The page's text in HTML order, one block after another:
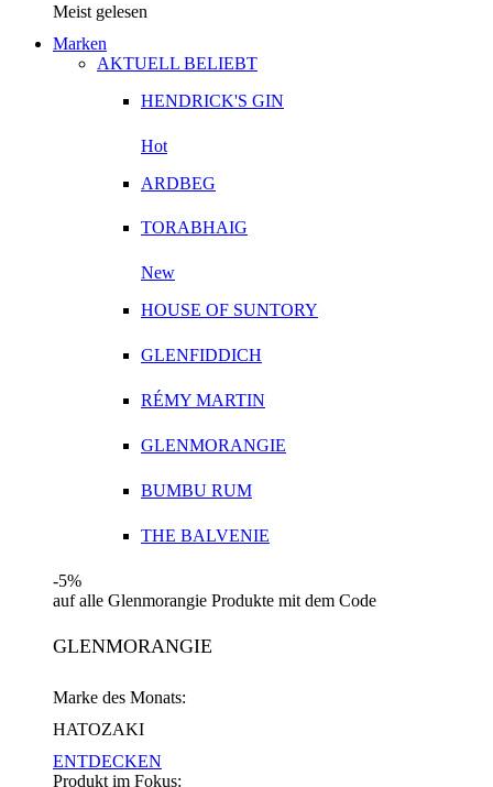
Meist gelesen
Marken
AKTUELL BELIEBT
HENDRICK'S GIN
Hot
ARDBEG
TORABHAIG
New
HOUSE OF SUNTORY
GLENFIDDICH
RÉMY MARTIN
GLENMORANGIE
BUMBU RUM
THE BALVENIE
-5%
auf alle Glenmorangie Produkte mit dem Code
GLENMORANGIE
Marke des Monats:
HATOZAKI
ENTDECKEN
Produkt im Fokus: